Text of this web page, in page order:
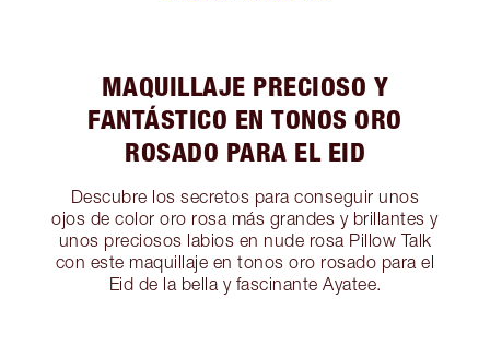
MAQUILLAJE PRECIOSO Y
FANTÁSTICO EN TONOS ORO
ROSADO PARA EL EID
Descubre los secretos para conseguir unos
ojos de color oro rosa más grandes y brillantes y
unos preciosos labios en nude rosa Pillow Talk
con este maquillaje en tonos oro rosado para el
Eid de la bella y fascinante Ayatee.